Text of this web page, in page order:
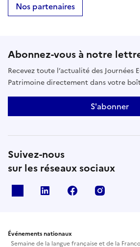
Nos partenaires
Abonnez-vous à notre
Recevez toute l’actualité des Journées
Patrimoine directement dans votre
S'abonner
Suivez-nous
sur les réseaux sociaux
Linkedin Facebook
Événements nationaux
Semaine de la langue française et de la